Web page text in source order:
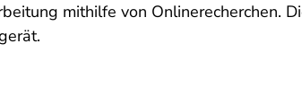
mithilfe von Onlinerecherchen.